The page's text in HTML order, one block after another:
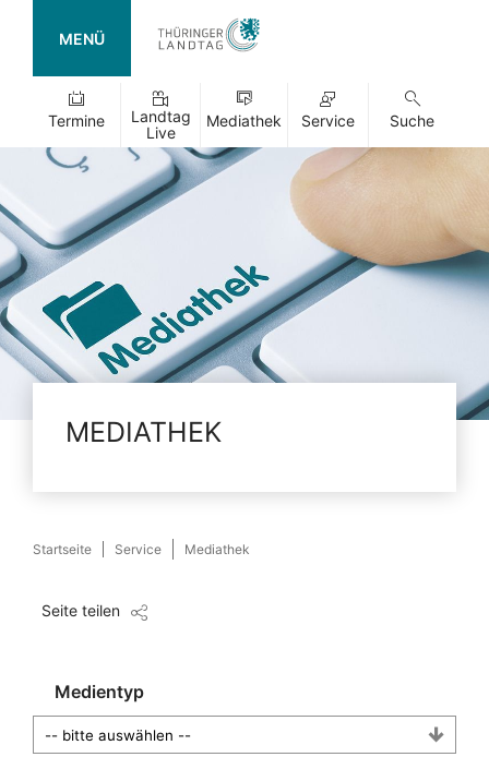
MENÜ
Termine
Landtag
Live
Mediathek Service Suche
MEDIATHEK
Startseite Service Mediathek
Seite teilen
Medientyp